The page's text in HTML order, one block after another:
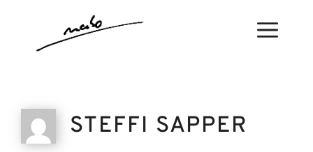
springen
Menü
STEFFI SAPPER